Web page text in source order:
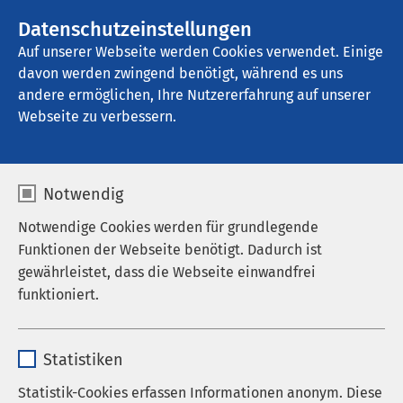
Datenschutzeinstellungen
Auf unserer Webseite werden Cookies verwendet. Einige
davon werden zwingend benötigt, während es uns
andere ermöglichen, Ihre Nutzererfahrung auf unserer
Webseite zu verbessern.
Notwendig
Notwendige Cookies werden für grundlegende
Funktionen der Webseite benötigt. Dadurch ist
gewährleistet, dass die Webseite einwandfrei
funktioniert.
Anbieter sgalinski
Statistiken
Statistik-Cookies erfassen Informationen anonym. Diese
AMEOS Poliklinikum Inntal